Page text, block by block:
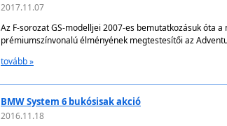
2017.11.07
Az F-sorozat GS-modelljei 2007-es bemutatkozásuk óta
prémiumszínvonalú élményének megtestesítői az
tovább »
BMW System 6 bukósisak akció
2016.11.18